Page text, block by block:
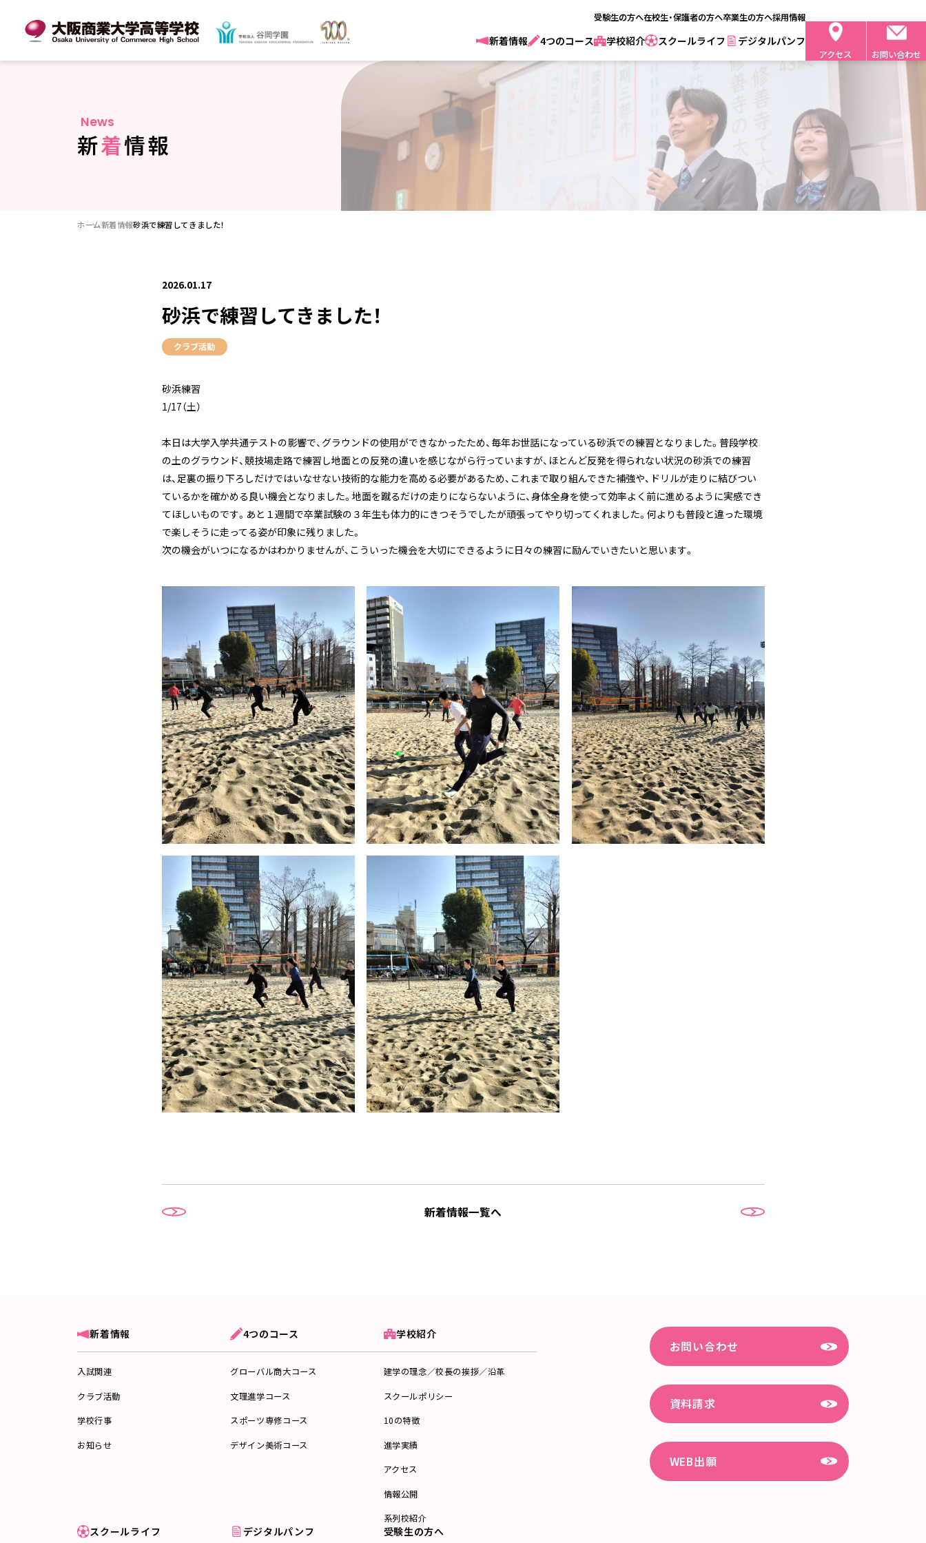
受験生の方へ在校生・保護者の方へ卒業生の方へ採用情報
新着情報 4つのコース 学校紹介 スクールライフ デジタルパンフ
アクセス お問い合わせ
News
新着情報
ホーム新着情報砂浜で練習してきました！
2026.01.17
砂浜で練習してきました！
クラブ活動
砂浜練習
1/17（土）
本日は大学入学共通テストの影響で、グラウンドの使用ができなかったため、毎年お世話になっている砂浜での練習となりました。普段学校
の土のグラウンド、競技場走路で練習し地面との反発の違いを感じながら行っていますが、ほとんど反発を得られない状況の砂浜での練習
は、足裏の振り下ろしだけではいなせない技術的な能力を高める必要があるため、これまで取り組んできた補強や、ドリルが走りに結びつい
ているかを確かめる良い機会となりました。地面を蹴るだけの走りにならないように、身体全身を使って効率よく前に進めるように実感でき
てほしいものです。あと１週間で卒業試験の３年生も体力的にきつそうでしたが頑張ってやり切ってくれました。何よりも普段と違った環境
で楽しそうに走ってる姿が印象に残りました。
次の機会がいつになるかはわかりませんが、こういった機会を大切にできるように日々の練習に励んでいきたいと思います。
新着情報一覧へ
新着情報
入試関連
クラブ活動
学校行事
お知らせ
4つのコース
グローバル商大コース
文理進学コース
スポーツ専修コース
デザイン美術コース
学校紹介
建学の理念／校長の挨拶／沿革
スクールポリシー
10の特徴
進学実績
アクセス
情報公開
系列校紹介
スクールライフ デジタルパンフ 受験生の方へ
お問い合わせ
資料請求
WEB出願